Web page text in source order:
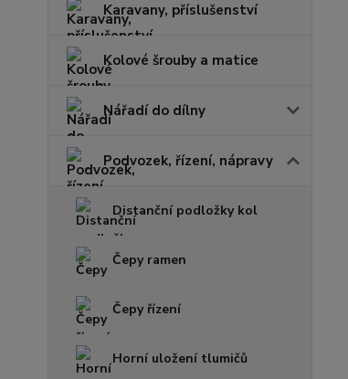
Karavany, příslušenství
Kolové šrouby a matice
Nářadí do dílny
Podvozek, řízení, nápravy
Distanční podložky kol
Čepy ramen
Čepy řízení
Horní uložení tlumičů